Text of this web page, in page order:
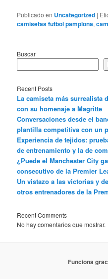
Publicado en Uncategorized |
camisetas futbol pamplona,
Buscar
Recent Posts
La camiseta más surrealista
con su homenaje a Magritte
Conversaciones desde el
plantilla competitiva con un
Experiencia de tejidos:
de entrenamiento y la de
¿Puede el Manchester City
consecutivo de la Premier
Un vistazo a las victorias y
otros entrenadores de la
Recent Comments
No hay comentarios que mostrar.
Funciona